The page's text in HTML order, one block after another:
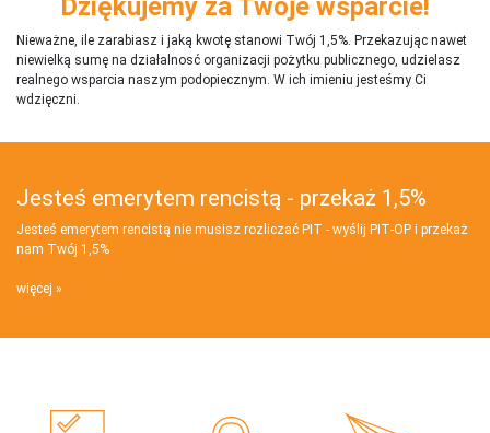
Nieważne, ile zarabiasz i jaką kwotę stanowi Twój 1,5%. Przekazując nawet
niewielką sumę na działalnosć organizacji pożytku publicznego, udzielasz
realnego wsparcia naszym podopiecznym. W ich imieniu jesteśmy Ci
wdzięczni.
Jesteś emerytem rencistą - przekaż 1,5%
Jesteś emerytem rencistą nie musisz rozliczać PIT - wyślij PIT‑OP i przekaż
nam Twój 1,5%
więcej